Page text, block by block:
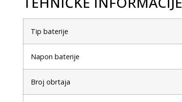
Tip baterije
Napon baterije
Broj obrtaja